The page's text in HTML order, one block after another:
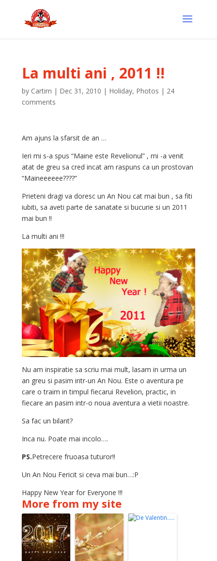
La multi ani , 2011 !!
by Cartim | Dec 31, 2010 | Holiday, Photos | 24
comments
Am ajuns la sfarsit de an …
Ieri mi s-a spus “Maine este Revelionul” , mi -a venit
atat de greu sa cred incat am raspuns ca un prostovan
“Maineeeeee????”
Prieteni dragi va doresc un An Nou cat mai bun , sa fiti
iubiti, sa aveti parte de sanatate si bucurie si un 2011
mai bun !!
La multi ani !!!
Nu am inspiratie sa scriu mai mult, lasam in urma un
an greu si pasim intr-un An Nou. Este o aventura pe
care o traim in timpul fiecarui Revelion, practic, in
fiecare an pasim intr-o noua aventura a vietii noastre.
Sa fac un bilant?
Inca nu. Poate mai incolo….
PS.Petrecere fruoasa tuturor!!
Un An Nou Fericit si ceva mai bun…:P
Happy New Year for Everyone !!!
More from my site